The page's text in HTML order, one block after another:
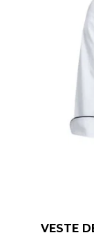
VESTE